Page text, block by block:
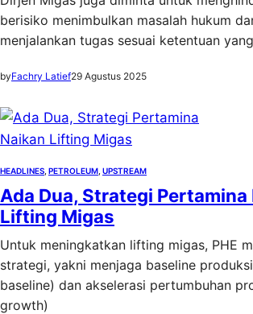
berisiko menimbulkan masalah hukum
menjalankan tugas sesuai ketentuan
byFachry Latief29 Agustus 2025
HEADLINES PETROLEUM UPSTREAM
Ada Dua, Strategi Pertamina
Lifting Migas
Untuk meningkatkan lifting migas, PHE
strategi, yakni menjaga baseline
baseline) dan akselerasi pertumbuhan
growth)